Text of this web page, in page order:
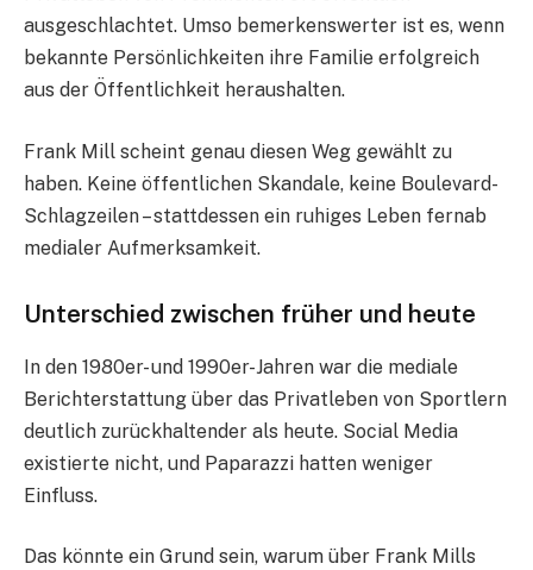
ausgeschlachtet. Umso bemerkenswerter ist es, wenn
bekannte Persönlichkeiten ihre Familie erfolgreich
aus der Öffentlichkeit heraushalten.
Frank Mill scheint genau diesen Weg gewählt zu
haben. Keine öffentlichen Skandale, keine Boulevard-
Schlagzeilen – stattdessen ein ruhiges Leben fernab
medialer Aufmerksamkeit.
Unterschied zwischen früher und heute
In den 1980er- und 1990er-Jahren war die mediale
Berichterstattung über das Privatleben von Sportlern
deutlich zurückhaltender als heute. Social Media
existierte nicht, und Paparazzi hatten weniger
Einfluss.
Das könnte ein Grund sein, warum über Frank Mills